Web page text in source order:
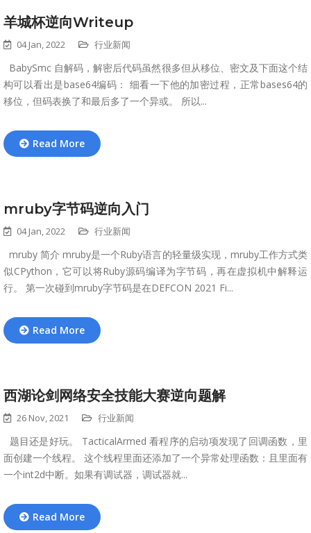
羊城杯逆向Writeup
04 Jan, 2022 行业新闻
BabySmc 自解码，解密后代码虽然很多但从移位、密文及下面这个结
构可以看出是base64编码： 细看一下他的加密过程，正常bases64的
移位，但码表换了和最后多了一个异或。 所以...
Read More
mruby字节码逆向入门
04 Jan, 2022 行业新闻
mruby 简介 mruby是一个Ruby语言的轻量级实现，mruby工作方式类
似CPython，它可以将Ruby源码编译为字节码，再在虚拟机中解释运
行。 第一次碰到mruby字节码是在DEFCON 2021 Fi...
Read More
西湖论剑网络安全技能大赛逆向题解
26 Nov, 2021 行业新闻
题目还是好玩。 TacticalArmed 看程序的启动项发现了回调函数，里
面创建一个线程。 这个线程里面还添加了一个异常处理函数：且里面有
一个int2d中断。如果有调试器，调试器就...
Read More